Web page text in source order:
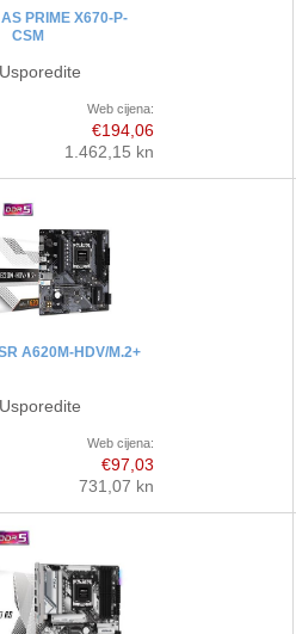
PRIME X670-P-
CSM
Web cijena:
€194,06
1.462,15 kn
A620M-HDV/M.2+
Web cijena:
€97,03
731,07 kn